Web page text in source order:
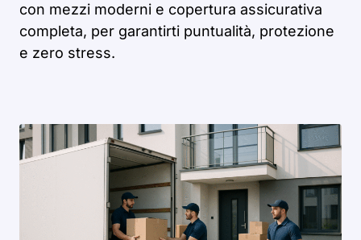
con mezzi moderni e copertura assicurativa
completa, per garantirti puntualità, protezione
e zero stress.